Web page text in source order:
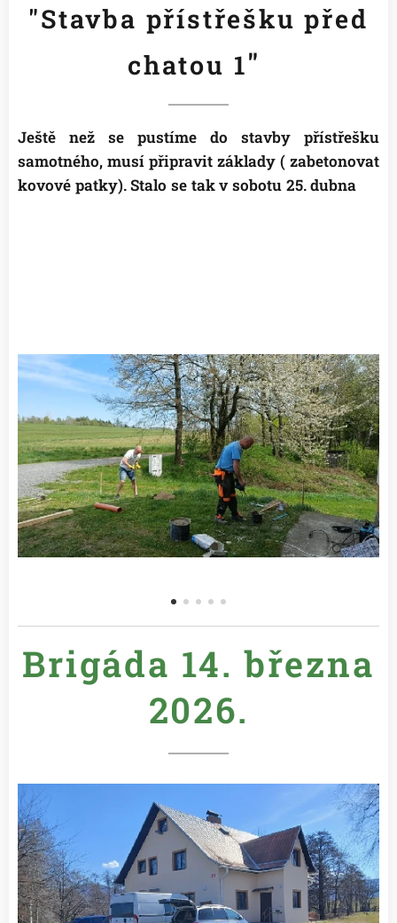
"Stavba přístřešku před
chatou 1"
Ještě než se pustíme do stavby přístřešku
samotného, musí připravit základy ( zabetonovat
kovové patky). Stalo se tak v sobotu 25. dubna
Brigáda 14. března
2026.